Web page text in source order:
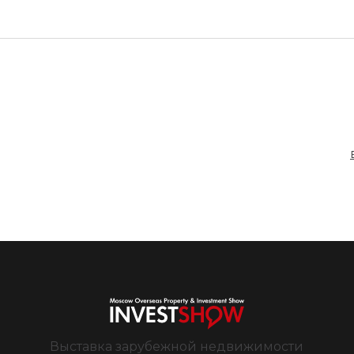
Выставка зарубежной недвижимости